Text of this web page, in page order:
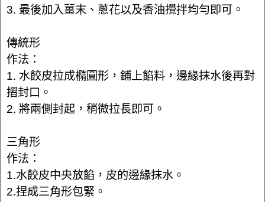
3. 最後加入薑末、蔥花以及香油攪拌均勻即可。
傳統形
作法：
1. 水餃皮拉成橢圓形，鋪上餡料，邊緣抹水後再對
摺封口。
2. 將兩側封起，稍微拉長即可。
三角形
作法：
1.水餃皮中央放餡，皮的邊緣抹水。
2.捏成三角形包緊。